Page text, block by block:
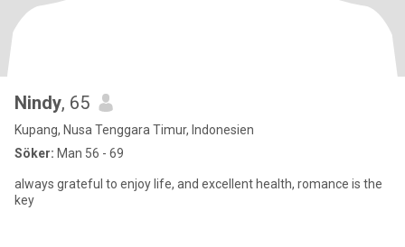
Nindy, 65
Kupang, Nusa Tenggara Timur, Indonesien
Söker: Man 56 - 69
always grateful to enjoy life, and excellent health, romance is the
key